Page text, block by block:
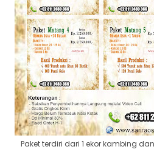
Paket terdiri dari 1 ekor kambing